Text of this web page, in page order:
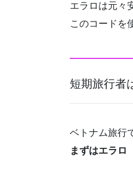
エラロは元々
このコードを
短期旅行者
ベトナム旅行
まずはエラロ